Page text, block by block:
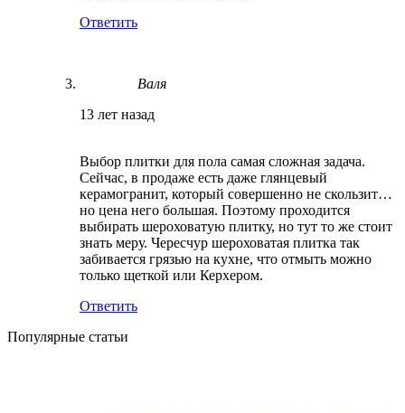
Ответить
Валя
13 лет назад
Выбор плитки для пола самая сложная задача.
Сейчас, в продаже есть даже глянцевый
керамогранит, который совершенно не скользит…
но цена него большая. Поэтому проходится
выбирать шероховатую плитку, но тут то же стоит
знать меру. Чересчур шероховатая плитка так
забивается грязью на кухне, что отмыть можно
только щеткой или Керхером.
Ответить
Популярные статьи